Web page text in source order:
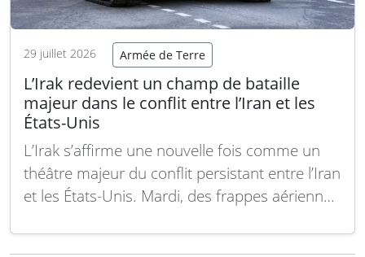
29 juillet 2026 Armée de Terre
L’Irak redevient un champ de bataille
majeur dans le conflit entre l’Iran et les
États-Unis
L’Irak s’affirme une nouvelle fois comme un
théâtre majeur du conflit persistant entre l’Iran
et les États-Unis. Mardi, des frappes aériennes
et saoudiennes ont visé des groupes soutenus